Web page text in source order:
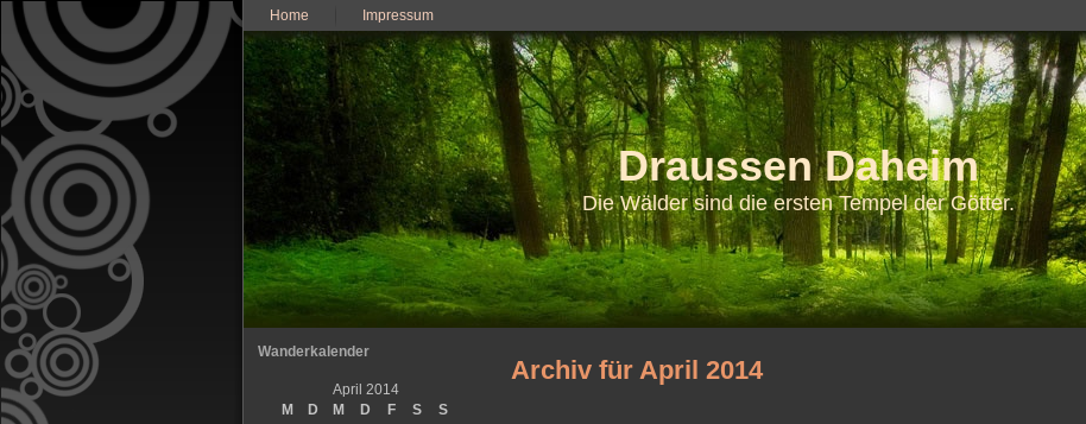
Home Impressum
Draussen Daheim
Die Wälder sind die ersten Tempel der Götter.
Wanderkalender
April 2014
M
D M D F S S
Archiv für April 2014